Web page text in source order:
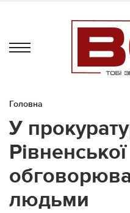
Головна
У
людьми